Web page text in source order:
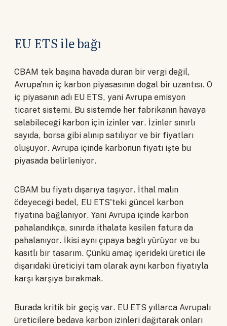
EU ETS ile bağı
CBAM tek başına havada duran bir vergi değil,
Avrupa'nın iç karbon piyasasının doğal bir uzantısı. O
iç piyasanın adı EU ETS, yani Avrupa emisyon
ticaret sistemi. Bu sistemde her fabrikanın havaya
salabileceği karbon için izinler var. İzinler sınırlı
sayıda, borsa gibi alınıp satılıyor ve bir fiyatları
oluşuyor. Avrupa içinde karbonun fiyatı işte bu
piyasada belirleniyor.
CBAM bu fiyatı dışarıya taşıyor. İthal malın
ödeyeceği bedel, EU ETS'teki güncel karbon
fiyatına bağlanıyor. Yani Avrupa içinde karbon
pahalandıkça, sınırda ithalata kesilen fatura da
pahalanıyor. İkisi aynı çıpaya bağlı yürüyor ve bu
kasıtlı bir tasarım. Çünkü amaç içerideki üretici ile
dışarıdaki üreticiyi tam olarak aynı karbon fiyatıyla
karşı karşıya bırakmak.
Burada kritik bir geçiş var. EU ETS yıllarca Avrupalı
üreticilere bedava karbon izinleri dağıtarak onları